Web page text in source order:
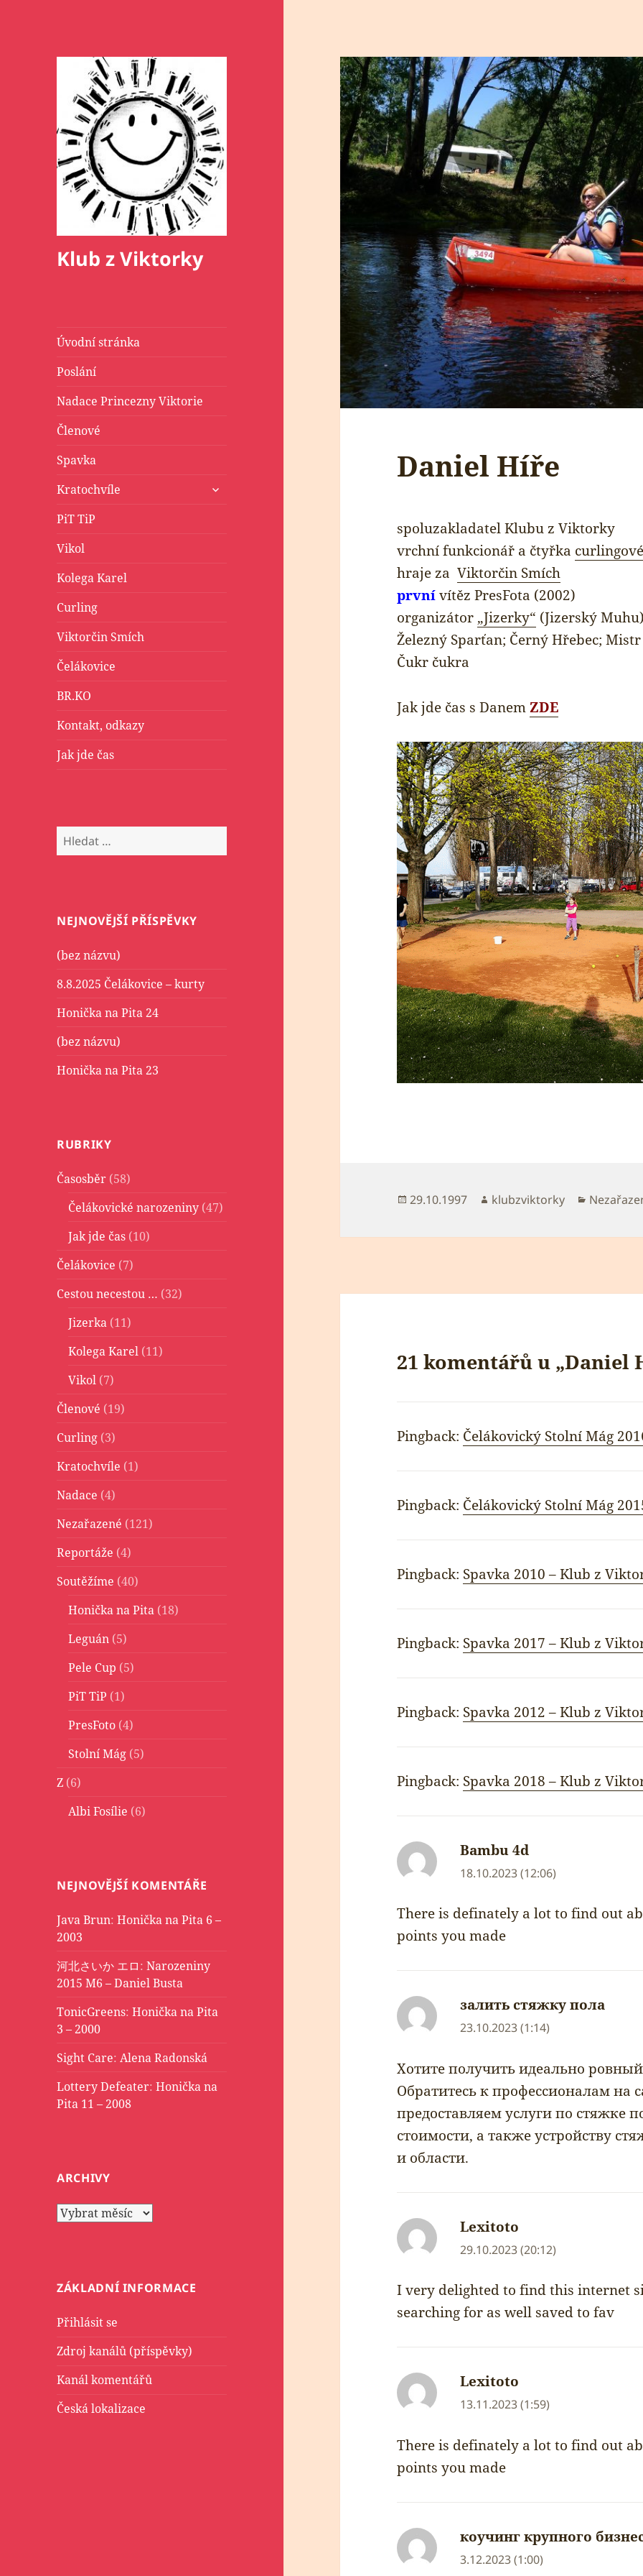
Klub z Viktorky
Úvodní stránka
Poslání
Nadace Princezny Viktorie
Členové
Spavka
Kratochvíle
zobrazit
PiT TiP
Vikol
Kolega Karel
Curling
Viktorčin Smích
Čelákovice
BR.KO
Kontakt, odkazy
Jak jde čas
Vyhledávání
NEJNOVĚJŠÍ PŘÍSPĚVKY
(bez názvu)
8.8.2025 Čelákovice – kurty
Honička na Pita 24
(bez názvu)
Honička na Pita 23
RUBRIKY
Časosběr (58)
Čelákovické narozeniny (47)
Jak jde čas (10)
Čelákovice (7)
Cestou necestou … (32)
Jizerka (11)
Kolega Karel (11)
Vikol (7)
Členové (19)
Curling (3)
Kratochvíle (1)
Nadace (4)
Nezařazené (121)
Reportáže (4)
Soutěžíme (40)
Honička na Pita (18)
Leguán (5)
Pele Cup (5)
PiT TiP (1)
PresFoto (4)
Stolní Mág (5)
Z (6)
Albi Fosílie (6)
NEJNOVĚJŠÍ KOMENTÁŘE
Java Brun:Honička na Pita 6 –
2003
河北さいか エロ:Narozeniny
2015 M6 – Daniel Busta
TonicGreens:Honička na Pita
3 – 2000
Sight Care:Alena Radonská
Lottery Defeater:Honička na
Pita 11 – 2008
ARCHIVY
Archivy
ZÁKLADNÍ INFORMACE
Přihlásit se
Zdroj kanálů (příspěvky)
Kanál komentářů
Česká lokalizace
Daniel Híře
spoluzakladatel Klubu z Viktorky
vrchní funkcionář a čtyřka
hraje zaViktorčin Smích
prvnívítěz PresFota (2002)
organizátor „Jizerky“ (Jizerský
Železný Sparťan; Černý Hřebec;
Čukr čukra
Jak jde čas s DanemZDE
Publikováno:
29.10.1997 Autor:
klubzviktorky Rubriky:
21 komentářů u „Daniel
Pingback: Čelákovický Stolní Mág
Pingback: Čelákovický Stolní Mág
Pingback: Spavka 2010 – Klub z
Pingback: Spavka 2017 – Klub z
Pingback: Spavka 2012 – Klub z
Pingback: Spavka 2018 – Klub z
Bambu 4d
18.10.2023 (12:06)
There is definately a lot to find out
points you made
залить стяжку пола
23.10.2023 (1:14)
Хотите получить идеально
Обратитесь к профессионалам на
предоставляем услуги по стяжке
стоимости, а также устройству
и области.
Lexitoto
29.10.2023 (20:12)
I very delighted to find this internet
searching for as well saved to fav
Lexitoto
13.11.2023 (1:59)
There is definately a lot to find out
points you made
коучинг крупного
3.12.2023 (1:00)